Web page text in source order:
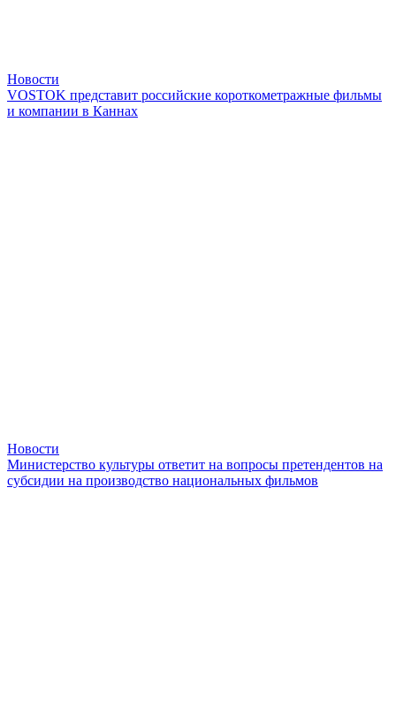
Новости
VOSTOK представит российские короткометражные фильмы
и компании в Каннах
Новости
Министерство культуры ответит на вопросы претендентов на
субсидии на производство национальных фильмов